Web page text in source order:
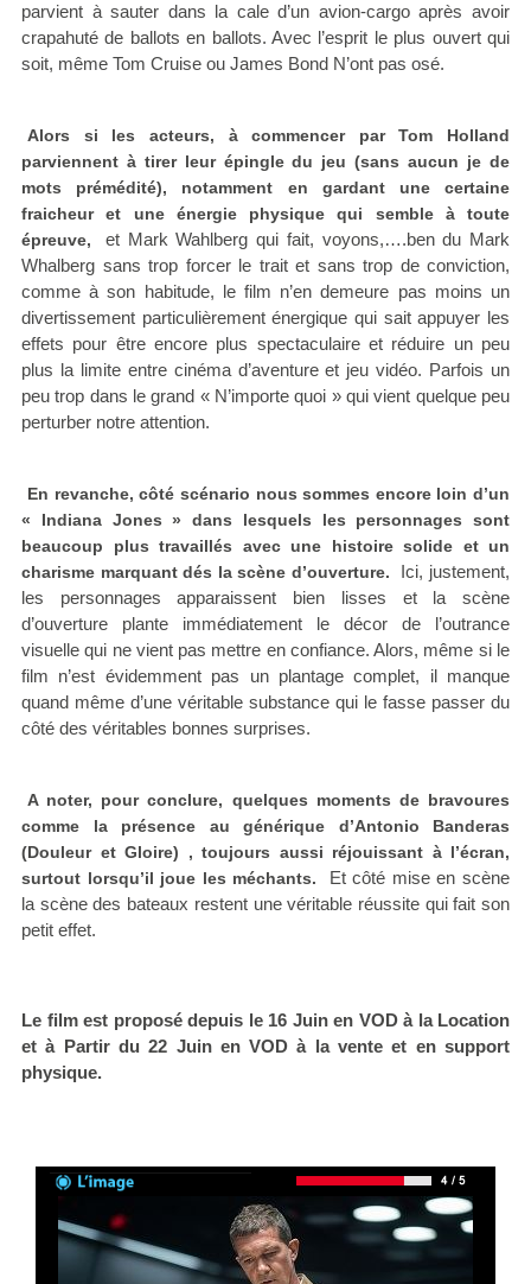
parvient à sauter dans la cale d’un avion-cargo après avoir
crapahuté de ballots en ballots. Avec l’esprit le plus ouvert qui
soit, même Tom Cruise ou James Bond N’ont pas osé.
Alors si les acteurs, à commencer par Tom Holland
parviennent à tirer leur épingle du jeu (sans aucun je de
mots prémédité), notamment en gardant une certaine
fraicheur et une énergie physique qui semble à toute
épreuve,
et Mark Wahlberg qui fait, voyons,….ben du Mark
Whalberg sans trop forcer le trait et sans trop de conviction,
comme à son habitude, le film n’en demeure pas moins un
divertissement particulièrement énergique qui sait appuyer les
effets pour être encore plus spectaculaire et réduire un peu
plus la limite entre cinéma d’aventure et jeu vidéo. Parfois un
peu trop dans le grand « N’importe quoi » qui vient quelque peu
perturber notre attention.
En revanche, côté scénario nous sommes encore loin d’un
« Indiana Jones » dans lesquels les personnages sont
beaucoup plus travaillés avec une histoire solide et un
charisme marquant dés la scène d’ouverture.
Ici, justement,
les personnages apparaissent bien lisses et la scène
d’ouverture plante immédiatement le décor de l’outrance
visuelle qui ne vient pas mettre en confiance. Alors, même si le
film n’est évidemment pas un plantage complet, il manque
quand même d’une véritable substance qui le fasse passer du
côté des véritables bonnes surprises.
A noter, pour conclure, quelques moments de bravoures
comme la présence au générique d’Antonio Banderas
(Douleur et Gloire) , toujours aussi réjouissant à l’écran,
surtout lorsqu’il joue les méchants.
Et côté mise en scène
la scène des bateaux restent une véritable réussite qui fait son
petit effet.
Le film est proposé depuis le 16 Juin en VOD à la Location
et à Partir du 22 Juin en VOD à la vente et en support
physique.